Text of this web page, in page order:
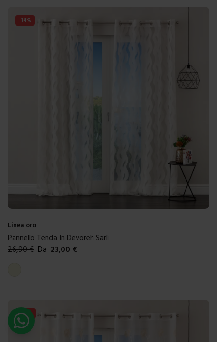
-14%
Linea oro
Pannello Tenda In Devoreh Sarli
26,90€ Da 23,00 €
-29 %